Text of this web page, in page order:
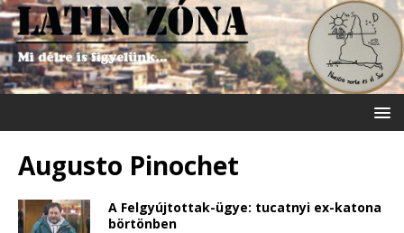
Augusto Pinochet
A Felgyújtottak-ügye: tucatnyi ex-katona
börtönben